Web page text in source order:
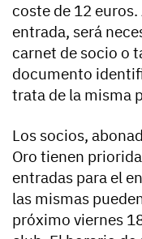
coste de 12
entrada, será
carnet de socio o
documento
trata de la misma
Los socios,
Oro tienen
entradas para el
las mismas
próximo viernes